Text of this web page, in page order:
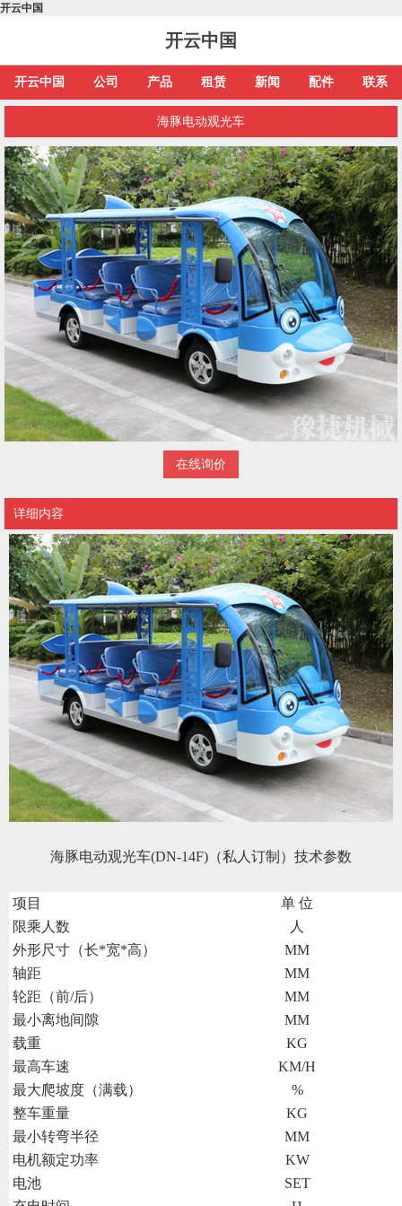
开云中国
开云中国
开云中国 公司 产品 租赁 新闻 配件 联系
海豚电动观光车
在线询价
详细内容
海豚电动观光车(DN-14F)（私人订制） 技术参数
项目
单 位
限乘人数
人
外形尺寸（长*宽*高）
MM
轴距
MM
轮距（前/后）
MM
最小离地间隙
MM
载重
KG
最高车速
KM/H
最大爬坡度（满载）
%
整车重量
KG
最小转弯半径
MM
电机额定功率
KW
电池
SET